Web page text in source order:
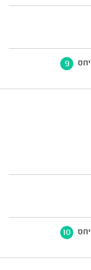
יחס 9
יחס 10